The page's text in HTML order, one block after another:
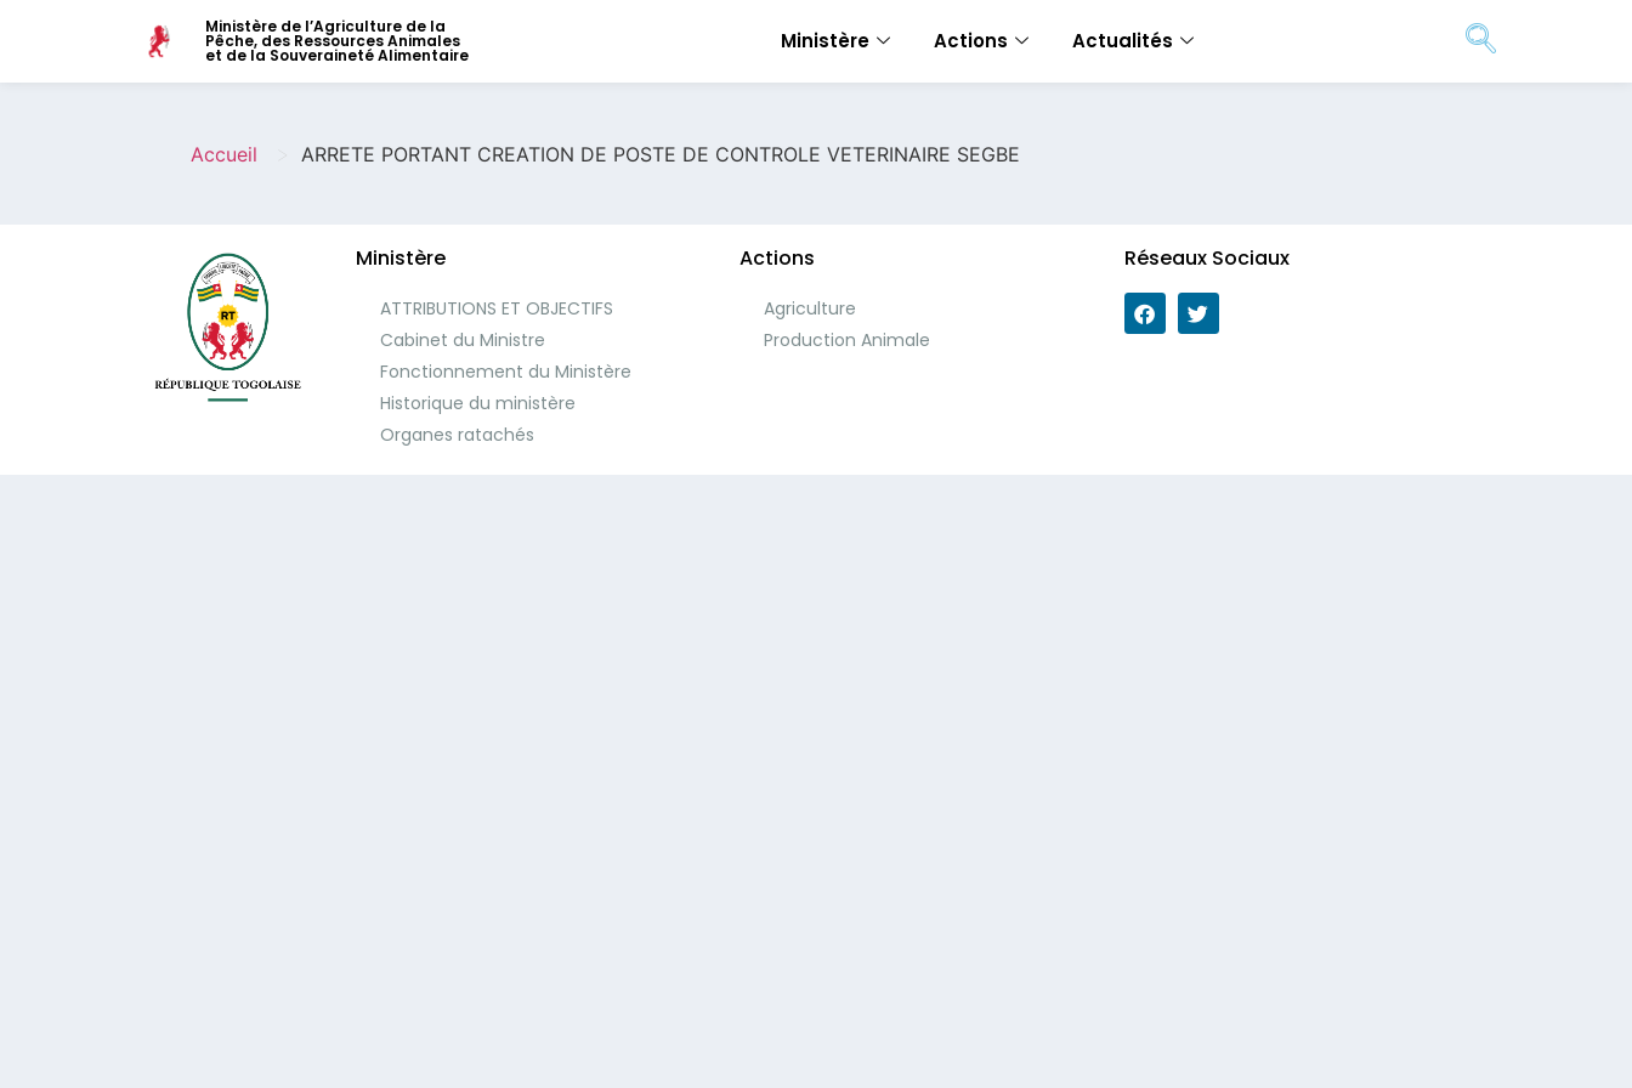
Ministère de l’Agriculture de la
Pêche, des Ressources Animales
et de la Souveraineté Alimentaire
Ministère Actions Actualités
Accueil ARRETE PORTANT CREATION DE POSTE DE CONTROLE VETERINAIRE SEGBE
Ministère
ATTRIBUTIONS ET OBJECTIFS
Cabinet du Ministre
Fonctionnement du Ministère
Historique du ministère
Organes ratachés
Actions
Agriculture
Production Animale
Réseaux Sociaux